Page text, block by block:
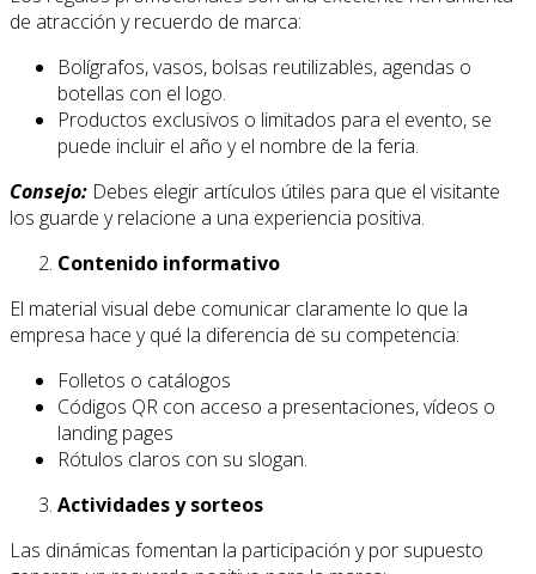
de atracción y recuerdo de marca:
Bolígrafos, vasos, bolsas reutilizables, agendas o
botellas con el logo.
Productos exclusivos o limitados para el evento, se
puede incluir el año y el nombre de la feria.
Consejo: Debes elegir artículos útiles para que el visitante
los guarde y relacione a una experiencia positiva.
Contenido informativo
El material visual debe comunicar claramente lo que la
empresa hace y qué la diferencia de su competencia:
Folletos o catálogos
Códigos QR con acceso a presentaciones, vídeos o
landing pages
Rótulos claros con su slogan.
Actividades y sorteos
Las dinámicas fomentan la participación y por supuesto